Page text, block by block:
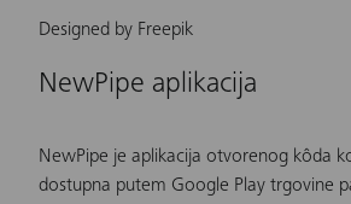
Designed by Freepik
NewPipe aplikacija
NewPipe je aplikacija otvorenog kôda
dostupna putem Google Play trgovine